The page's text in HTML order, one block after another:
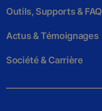
Outils, Supports & FAQ
Actus & Témoignages
Société & Carrière